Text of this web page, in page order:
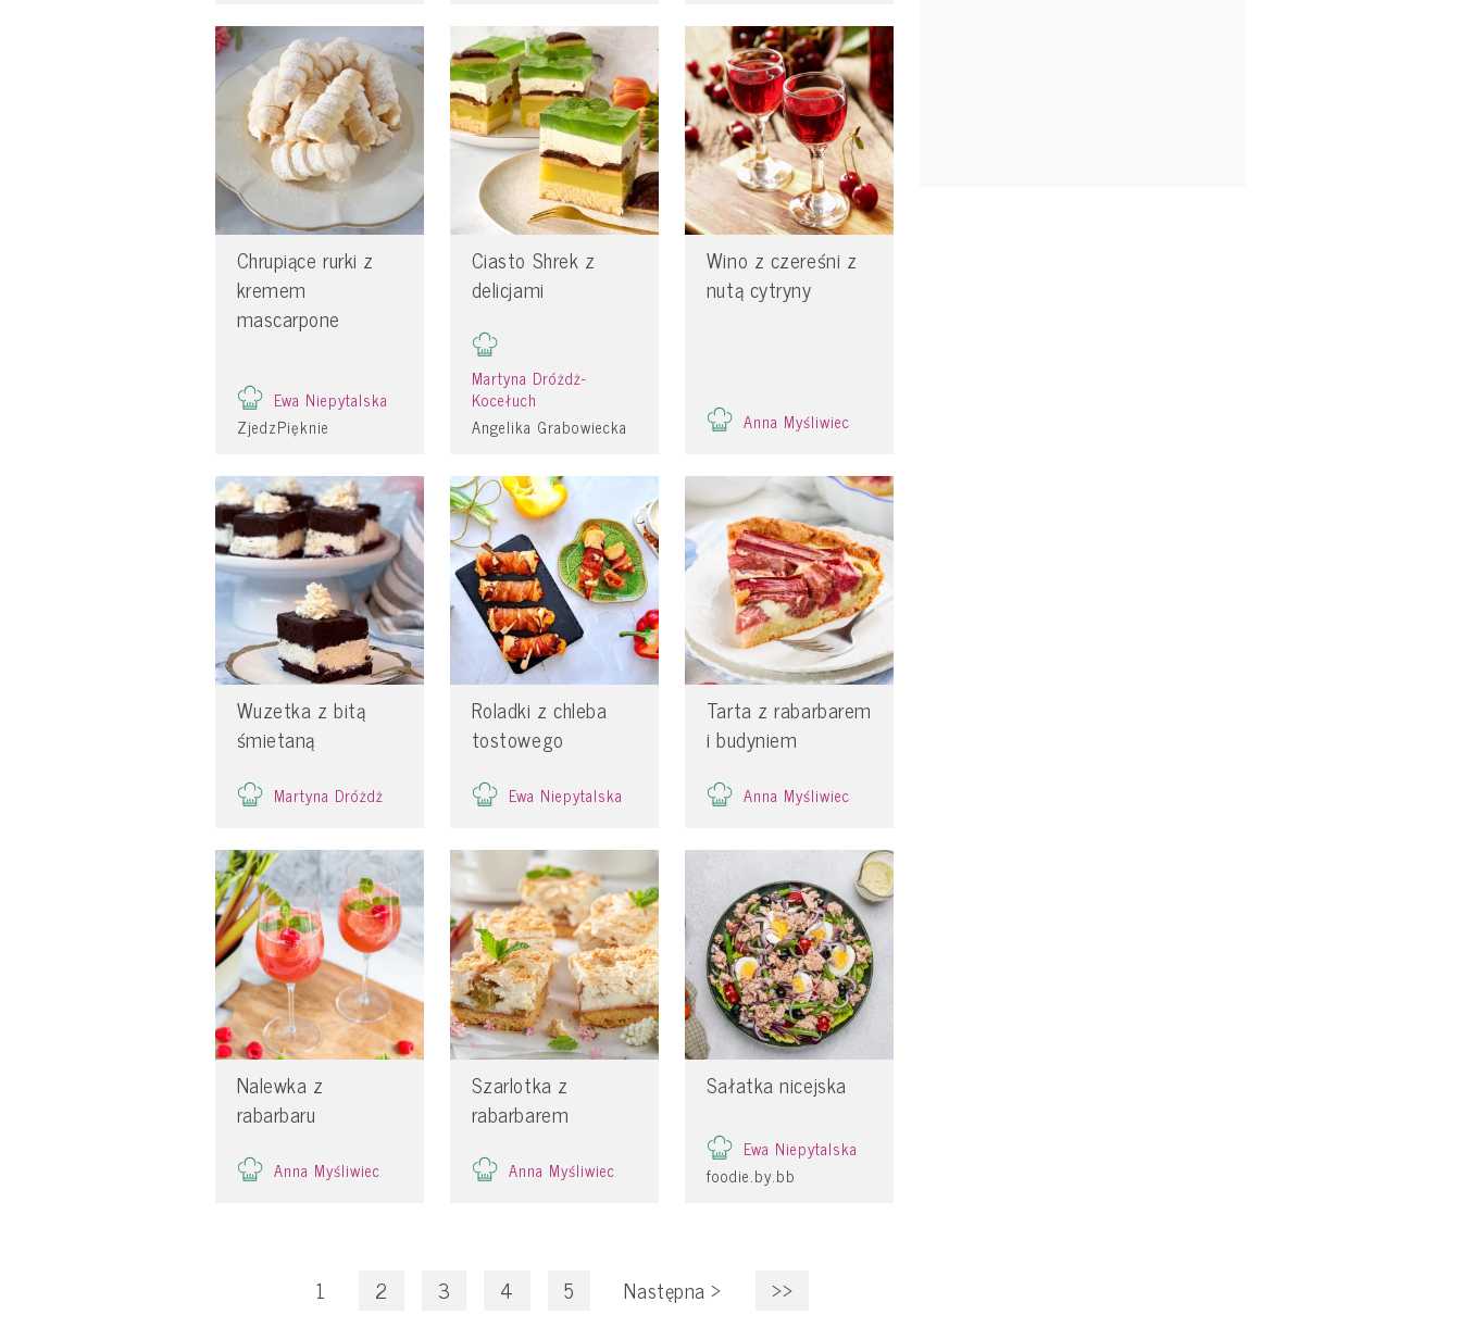
Chrupiące rurki z
kremem
mascarpone
Ewa Niepytalska
ZjedzPięknie
Ciasto Shrek z
delicjami
Martyna Dróżdż-
Kocełuch
Angelika Grabowiecka
Wino z czereśni z
nutą cytryny
Anna Myśliwiec
Wuzetka z bitą
śmietaną
Martyna Dróżdż
Roladki z chleba
tostowego
Ewa Niepytalska
Tarta z rabarbarem
i budyniem
Anna Myśliwiec
Nalewka z
rabarbaru
Anna Myśliwiec
Szarlotka z
rabarbarem
Anna Myśliwiec
Sałatka nicejska
Ewa Niepytalska
foodie.by.bb
1 2 3 4 5 Następna> >>